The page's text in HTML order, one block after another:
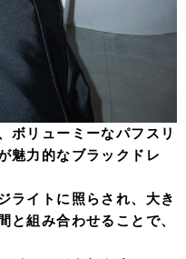
ボリューミーなパフスリ
魅力的なブラックドレ
ライトに照らされ、大き
と組み合わせることで、